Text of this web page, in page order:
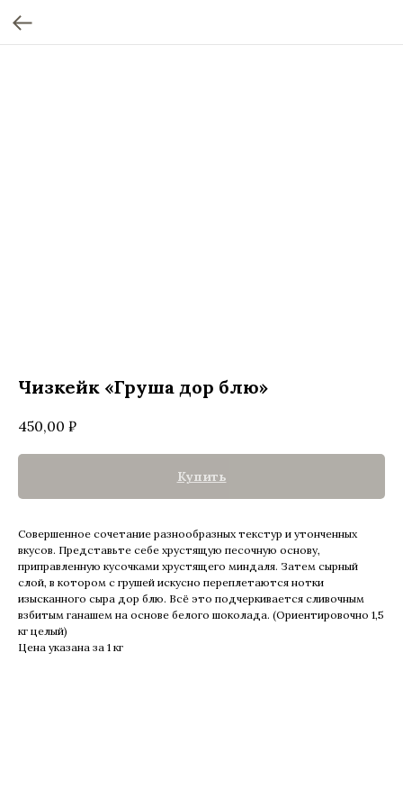
Чизкейк «Груша дор блю»
450,00 ₽
Купить
Совершенное сочетание разнообразных текстур и утонченных
вкусов. Представьте себе хрустящую песочную основу,
приправленную кусочками хрустящего миндаля. Затем сырный
слой, в котором с грушей искусно переплетаются нотки
изысканного сыра дор блю. Всё это подчеркивается сливочным
взбитым ганашем на основе белого шоколада. (Ориентировочно 1,5
кг целый)
Цена указана за 1 кг